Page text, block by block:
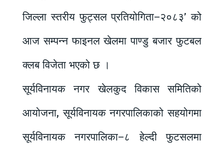
जिल्ला स्तरीय फुट्सल प्रतियोगिता–२०८३’ को
आज सम्पन्न फाइनल खेलमा पाण्डु बजार फुटबल
क्लब विजेता भएको छ ।
सूर्यविनायक नगर खेलकुद विकास समितिको
आयोजना, सूर्यविनायक नगरपालिकाको सहयोगमा
सूर्यविनायक नगरपालिका–८ हेल्दी फुटसलमा